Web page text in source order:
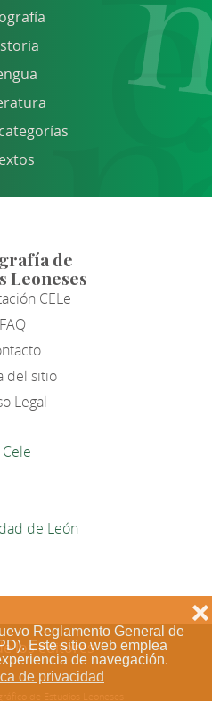
Reglamento General de
Este sitio web emplea
de navegación.
de privacidad
❌
de
Leoneses
CELe
FAQ
del sitio
Legal
los editores